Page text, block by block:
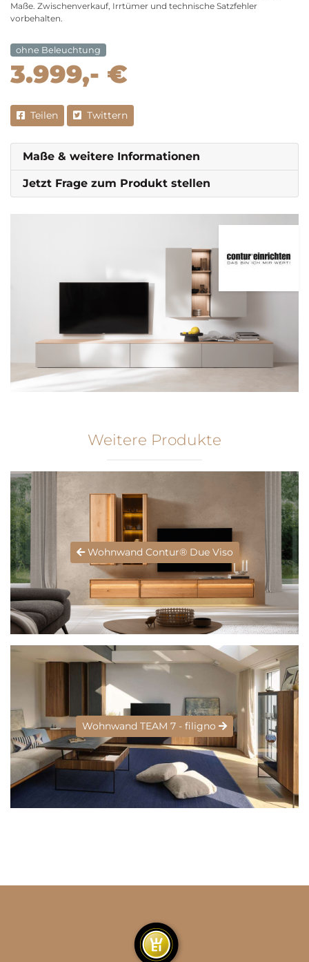
Maße. Zwischenverkauf, Irrtümer und technische Satzfehler
vorbehalten.
ohne Beleuchtung
3.999,- €
Teilen Twittern
Maße & weitere Informationen
Jetzt Frage zum Produkt stellen
Weitere Produkte
Wohnwand Contur® Due Viso
Wohnwand TEAM 7 - filigno